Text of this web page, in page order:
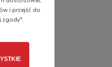
i przejść do
zgody".